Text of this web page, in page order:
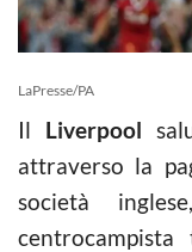
LaPresse/PA
Il Liverpool
attraverso la
società